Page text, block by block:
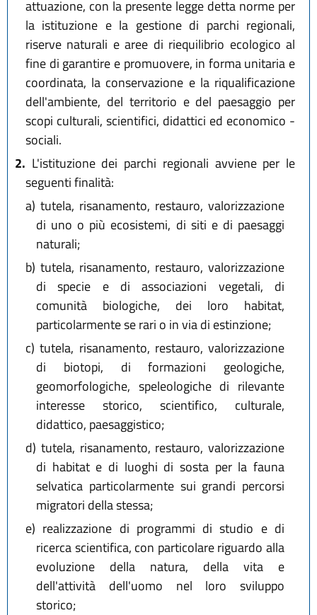
attuazione, con la presente legge detta norme per
la istituzione e la gestione di parchi regionali,
riserve naturali e aree di riequilibrio ecologico al
fine di garantire e promuovere, in forma unitaria e
coordinata, la conservazione e la riqualificazione
dell'ambiente, del territorio e del paesaggio per
scopi culturali, scientifici, didattici ed economico -
sociali.
2. L'istituzione dei parchi regionali avviene per le
seguenti finalità:
a) tutela, risanamento, restauro, valorizzazione
di uno o più ecosistemi, di siti e di paesaggi
naturali;
b) tutela, risanamento, restauro, valorizzazione
di specie e di associazioni vegetali, di
comunità biologiche, dei loro habitat,
particolarmente se rari o in via di estinzione;
c) tutela, risanamento, restauro, valorizzazione
di biotopi, di formazioni geologiche,
geomorfologiche, speleologiche di rilevante
interesse storico, scientifico, culturale,
didattico, paesaggistico;
d) tutela, risanamento, restauro, valorizzazione
di habitat e di luoghi di sosta per la fauna
selvatica particolarmente sui grandi percorsi
migratori della stessa;
e) realizzazione di programmi di studio e di
ricerca scientifica, con particolare riguardo alla
evoluzione della natura, della vita e
dell'attività dell'uomo nel loro sviluppo
storico;